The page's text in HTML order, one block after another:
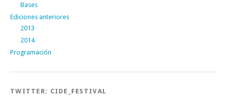
Bases
Ediciones anteriores
2013
2014
Programación
TWITTER: CIDE_FESTIVAL